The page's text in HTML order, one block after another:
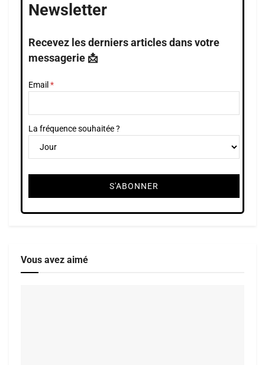
Newsletter
Recevez les derniers articles dans votre
messagerie 📩
Email
La fréquence souhaitée ?
Vous avez aimé